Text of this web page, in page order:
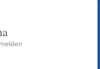
melden